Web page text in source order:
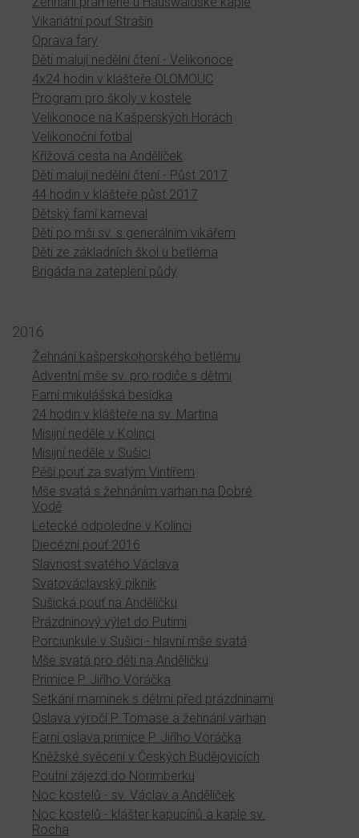
Vikariátní pouť Strašín
Oprava fary
Děti malují nedělní čtení - Velikonoce
4x24 hodin v klášteře OLOMOUC
Program pro školy v kostele
Velikonoce na Kašperských Horách
Velikonoční fotbal
Křížová cesta na Andělíček
Děti malují nedělní čtení - Půst 2017
44 hodin v klášteře půst 2017
Dětský farní karneval
Děti po mši sv. s generálním vikářem
Děti ze základních škol u betléma
Brigáda na zateplení půdy
2016
Žehnání kašperskohorského betlému
Adventní mše sv. pro rodiče s dětmi
Farní mikulášská besídka
24 hodin v klášteře na sv. Martina
Misijní neděle v Kolinci
Misijní neděle v Sušici
Pěší pouť za svatým Vintířem
Mše svatá s žehnáním varhan na Dobré
Vodě
Letecké odpoledne v Kolinci
Diecézní pouť 2016
Slavnost svatého Václava
Svatováclavský piknik
Sušická pouť na Andělíčku
Prázdninový výlet do Putimi
Porciunkule v Sušici - hlavní mše svatá
Mše svatá pro děti na Andělíčku
Primice P. Jiřího Voráčka
Setkání maminek s dětmi před prázdninami
Oslava výročí P. Tomase a žehnání varhan
Farní oslava primice P. Jiřího Voráčka
Kněžské svěcení v Českých Budějovicích
Poutní zájezd do Norimberku
Noc kostelů - sv. Václav a Andělíček
Noc kostelů - klášter kapucínů a kaple sv.
Rocha